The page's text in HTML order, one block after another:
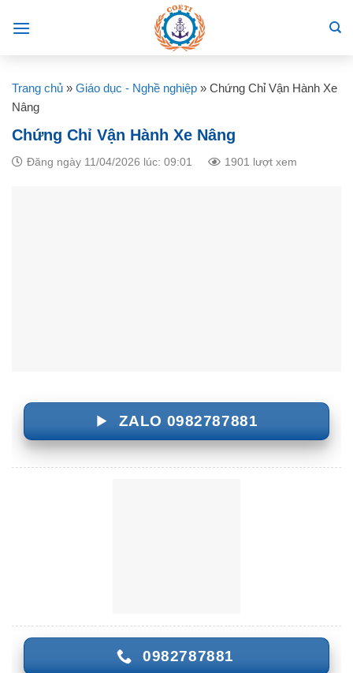
Trang chủ » Giáo dục - Nghề nghiệp » Chứng Chỉ Vận Hành Xe
Nâng
Chứng Chỉ Vận Hành Xe Nâng
Đăng ngày 11/04/2026 lúc: 09:01 1901 lượt xem
ZALO 0982787881
0982787881